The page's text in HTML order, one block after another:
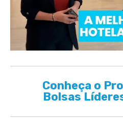
Conheça o
Bolsas